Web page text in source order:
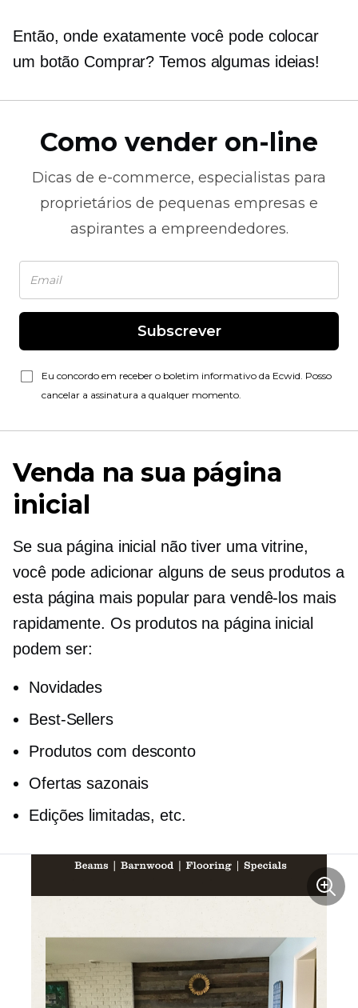
Então, onde exatamente você pode colocar
um botão Comprar? Temos algumas ideias!
Como vender on-line
Dicas de e-commerce, especialistas para
proprietários de pequenas empresas e
aspirantes a empreendedores.
Subscrever
Eu concordo em receber o boletim informativo da Ecwid. Posso
cancelar a assinatura a qualquer momento.
Venda na sua página
inicial
Se sua página inicial não tiver uma vitrine,
você pode adicionar alguns de seus produtos a
esta página mais popular para vendê-los mais
rapidamente. Os produtos na página inicial
podem ser:
Novidades
Best-Sellers
Produtos com desconto
Ofertas sazonais
Edições limitadas, etc.